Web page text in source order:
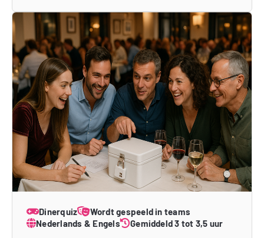
Dinerquiz
Wordt gespeeld in teams
Nederlands & Engels
Gemiddeld 3 tot 3,5 uur